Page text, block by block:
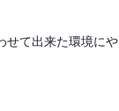
て出来た環境に